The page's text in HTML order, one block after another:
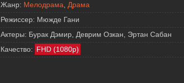
Жанр: Мелодрама
Драма
Режиссер: Мюжде Гани
Актеры: Бурак Дэмир, Деврим Озкан, Эртан Сабан
Качество: FHD (1080p)